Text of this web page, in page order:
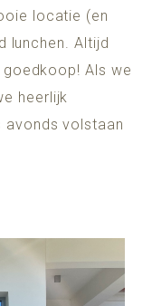
locatie (en
lunchen. Altijd
Als we
heerlijk
avonds volstaan